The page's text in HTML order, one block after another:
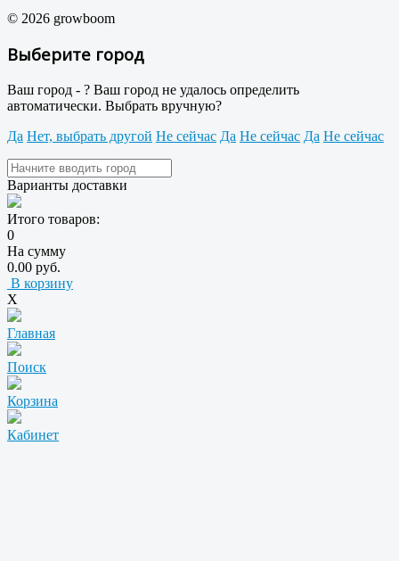
© 2026 growboom
Выберите город
Ваш город - ? Ваш город не удалось определить
автоматически. Выбрать вручную?
Да Нет, выбрать другой Не сейчас Да Не сейчас Да Не сейчас
Варианты доставки
Итого товаров:
0
На сумму
0.00 руб.
В корзину
X
Главная
Поиск
Корзина
Кабинет